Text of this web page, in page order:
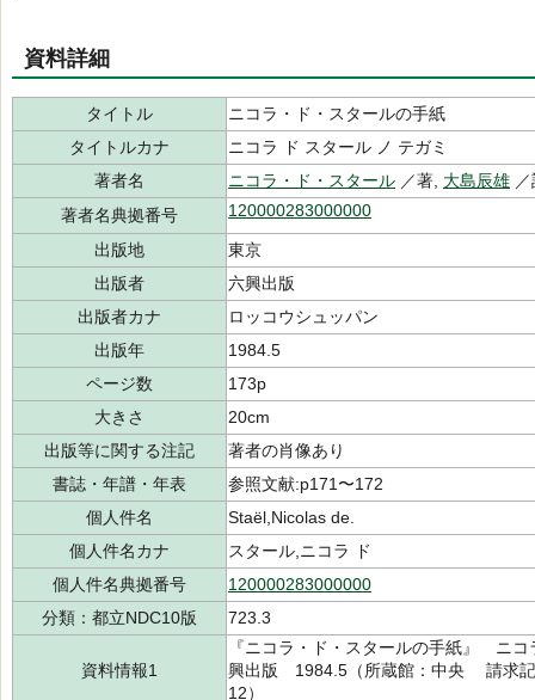
資料詳細
タイトル
ニコラ・ド・スタールの手紙
タイトルカナ
ニコラ ド スタール ノ テガミ
著者名
ニコラ・ド・スタール ／著, 大島辰雄
著者名典拠番号
120000283000000
出版地
東京
出版者
六興出版
出版者カナ
ロッコウシュッパン
出版年
1984.5
ページ数
173p
大きさ
20cm
出版等に関する注記
著者の肖像あり
書誌・年譜・年表
参照文献:p171〜172
個人件名
Staël,Nicolas de.
個人件名カナ
スタール,ニコラ ド
個人件名典拠番号
120000283000000
分類：都立NDC10版
723.3
資料情報1
『ニコラ・ド・スタールの手紙』 ニ
興出版 1984.5（所蔵館：中央 請求
12）